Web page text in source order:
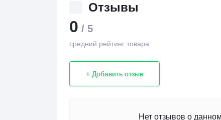
Отзывы
0 / 5
средний рейтинг товара
+ Добавить отзыв
Нет отзывов о